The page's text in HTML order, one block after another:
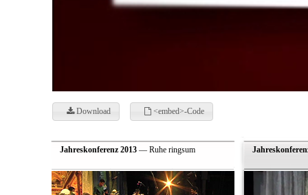
Download <embed>-Code
Jahreskonferenz 2013— Ruhe ringsum